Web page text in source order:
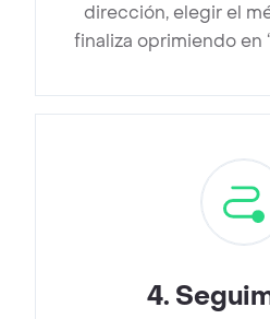
dirección, elegir el
finaliza oprimiendo en
4.